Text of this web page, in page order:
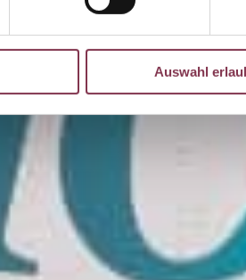
Auswahl